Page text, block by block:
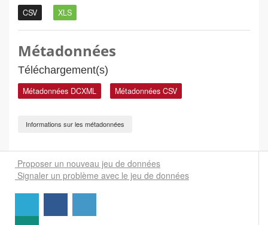
CSV XLS
Métadonnées
Téléchargement(s)
Métadonnées DCXML Métadonnées CSV
Informations sur les métadonnées
Proposer un nouveau jeu de données
Signaler un problème avec le jeu de données